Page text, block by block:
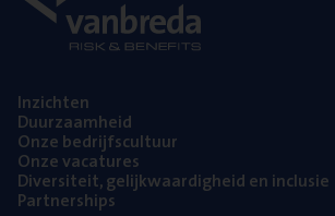
Inzich­ten
Duur­zaam­heid
Onze bedrijfs­cul­tuur
Onze vaca­tu­res
Diver­si­teit, gelijk­waar­dig­heid en inclusie
Part­ner­ships